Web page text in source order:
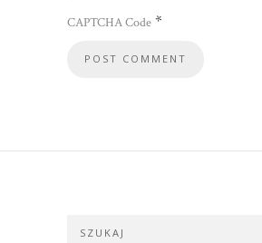
CAPTCHA Code *
SZUKAJ